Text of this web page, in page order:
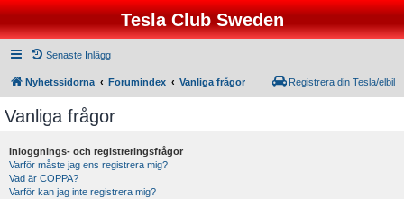
Tesla Club Sweden
Senaste Inlägg
Nyhetssidorna Forumindex Vanliga frågor Registrera din Tesla/elbil
Vanliga frågor
Inloggnings- och registreringsfrågor
Varför måste jag ens registrera mig?
Vad är COPPA?
Varför kan jag inte registrera mig?